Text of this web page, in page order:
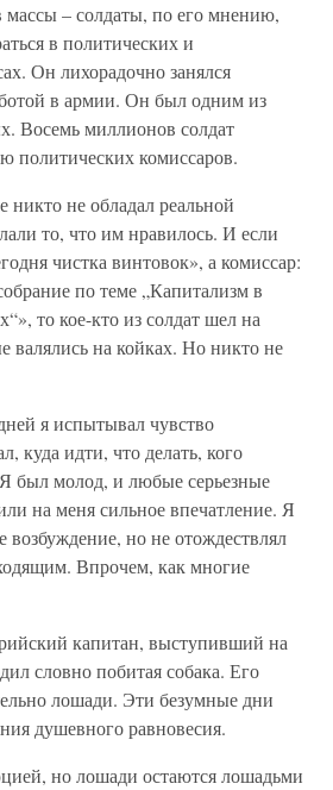
массы – солдаты, по его мнению,
в политических и
Он лихорадочно занялся
в армии. Он был одним из
Восемь миллионов солдат
политических комиссаров.
никто не обладал реальной
то, что им нравилось. И если
чистка винтовок», а комиссар:
по теме „Капитализм в
то кое-кто из солдат шел на
валялись на койках. Но никто не
я испытывал чувство
куда идти, что делать, кого
был молод, и любые серьезные
на меня сильное впечатление. Я
возбуждение, но не отождествлял
Впрочем, как многие
капитан, выступивший на
словно побитая собака. Его
лошади. Эти безумные дни
душевного равновесия.
но лошади остаются лошадьми